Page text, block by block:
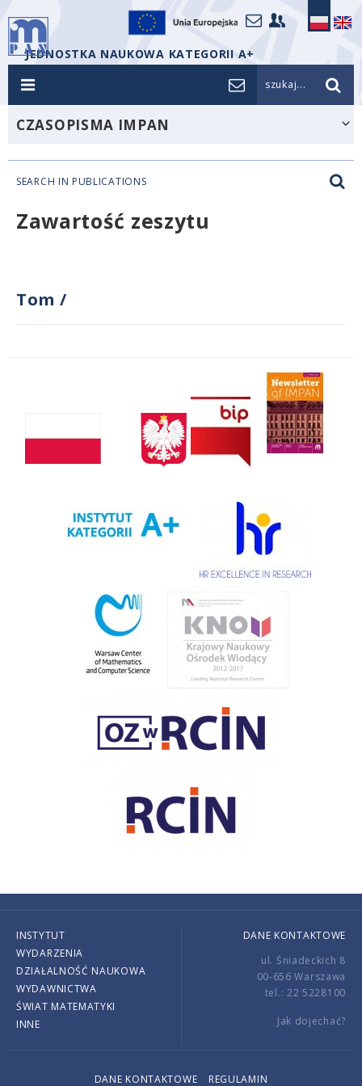
JEDNOSTKA NAUKOWA KATEGORII A+
szukaj...
CZASOPISMA IMPAN
SEARCH IN PUBLICATIONS
Zawartość zeszytu
Tom /
INSTYTUT
WYDARZENIA
DZIAŁALNOŚĆ NAUKOWA
WYDAWNICTWA
ŚWIAT MATEMATYKI
INNE
DANE KONTAKTOWE
ul. Śniadeckich 8
00-656 Warszawa
tel.: 22 5228100
Jak dojechać?
DANE KONTAKTOWE REGULAMIN